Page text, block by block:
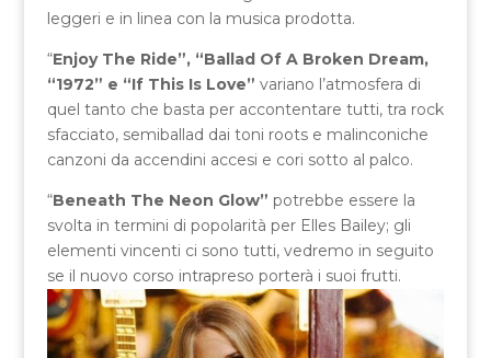
leggeri e in linea con la musica prodotta.
“Enjoy The Ride”, “Ballad Of A Broken Dream,
“1972” e “If This Is Love” variano l’atmosfera di
quel tanto che basta per accontentare tutti, tra rock
sfacciato, semiballad dai toni roots e malinconiche
canzoni da accendini accesi e cori sotto al palco.
“Beneath The Neon Glow” potrebbe essere la
svolta in termini di popolarità per Elles Bailey; gli
elementi vincenti ci sono tutti, vedremo in seguito
se il nuovo corso intrapreso porterà i suoi frutti.